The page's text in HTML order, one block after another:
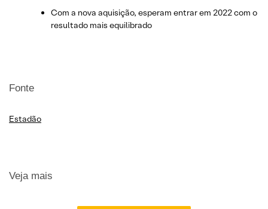
Com a nova aquisição, esperam entrar em 2022 com o
resultado mais equilibrado
Fonte
Estadão
Veja mais